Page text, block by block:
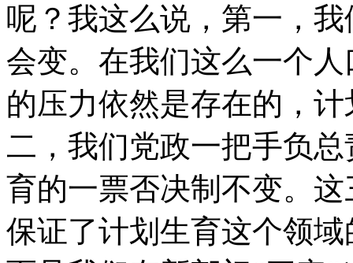
女孩北京地铁殴打老人 痛下狠手拳打脚踢
无痛分娩是否安全 医生回应
外交部：反对强权政治霸凌主义
外交部：有关国家言论片面不公正
呢？我这么说，第一，
会变。在我们这么一个
的压力依然是存在的，
二，我们党政一把手负
育的一票否决制不变。
保证了计划生育这个领